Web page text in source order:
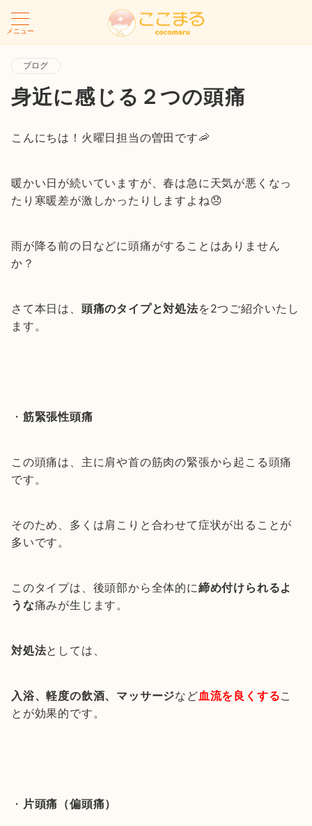
メニュー
ブログ
身近に感じる２つの頭痛
こんにちは！火曜日担当の曽田です🦐
暖かい日が続いていますが、春は急に天気が悪くなっ
たり寒暖差が激しかったりしますよね😞
雨が降る前の日などに頭痛がすることはありません
か？
さて本日は、 頭痛のタイプと対処法を2つご紹介いたし
ます。
・ 筋緊張性頭痛
この頭痛は、主に肩や首の筋肉の緊張から起こる頭痛
です。
そのため、多くは肩こりと合わせて症状が出ることが
多いです。
このタイプは、後頭部から全体的に締め付けられるよ
うな痛みが生じます。
対処法としては、
入浴、軽度の飲酒、マッサージなど血流を良くするこ
とが効果的です。
・ 片頭痛（偏頭痛）